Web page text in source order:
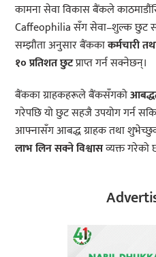
कामना सेवा विकास बैंकले
Caffeophilia सँग सेवा–शुल्क छुट
सम्झौता अनुसार बैंककाकर्मचारी
१० प्रतिशत छुटप्राप्त गर्न सक्नेछन्।
बैंकका ग्राहकहरूले बैंकसँगको
गरेपछि यो छुट सहजै उपयोग गर्न
आफ्नासँग आबद्ध ग्राहक तथा
लाभ लिन सक्ने विश्वासव्यक्त गरेको